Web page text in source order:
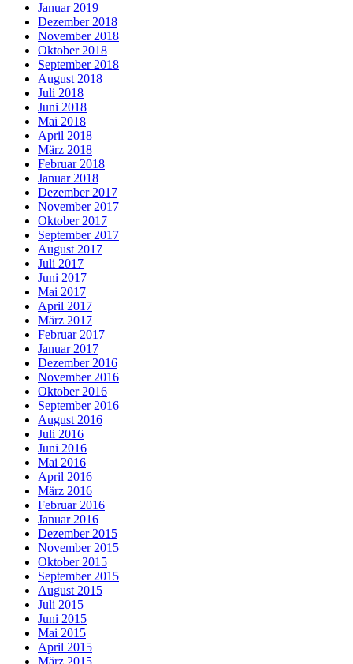
Januar 2019
Dezember 2018
November 2018
Oktober 2018
September 2018
August 2018
Juli 2018
Juni 2018
Mai 2018
April 2018
März 2018
Februar 2018
Januar 2018
Dezember 2017
November 2017
Oktober 2017
September 2017
August 2017
Juli 2017
Juni 2017
Mai 2017
April 2017
März 2017
Februar 2017
Januar 2017
Dezember 2016
November 2016
Oktober 2016
September 2016
August 2016
Juli 2016
Juni 2016
Mai 2016
April 2016
März 2016
Februar 2016
Januar 2016
Dezember 2015
November 2015
Oktober 2015
September 2015
August 2015
Juli 2015
Juni 2015
Mai 2015
April 2015
März 2015